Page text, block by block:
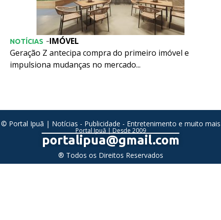
IMÓVEL
NOTÍCIAS -
Geração Z antecipa compra do primeiro imóvel e
impulsiona mudanças no mercado...
© Portal Ipuã | Notícias - Publicidade - Entretenimento e muito mais
Portal Ipuã | Desde 2009
portalipua@gmail.com
® Todos os Direitos Reservados